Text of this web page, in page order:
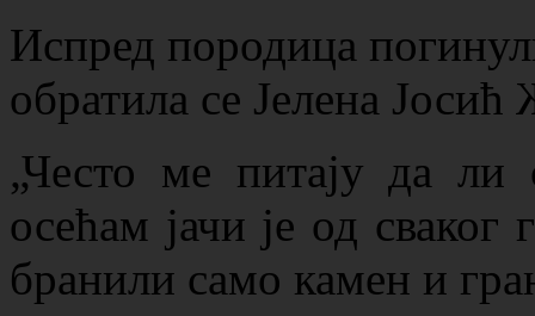
Испред породица
обратила се Јелена
„Често ме питају да
осећам јачи је од
бранили само камен и